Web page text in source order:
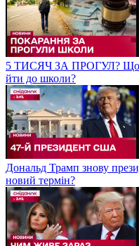
5 ТИСЯЧ ЗА ПРОГУЛ? Що
йти до школи?
Дональд Трамп знову
новий термін?